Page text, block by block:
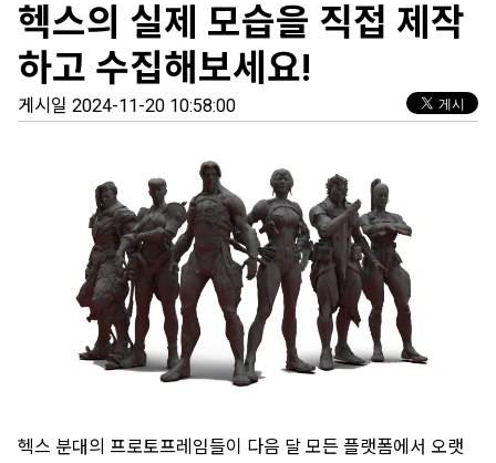
헥스의 실제 모습을 직접 제작
하고 수집해보세요!
게시일 2024-11-20 10:58:00
헥스 분대의 프로토프레임들이 다음 달 모든 플랫폼에서 오랫